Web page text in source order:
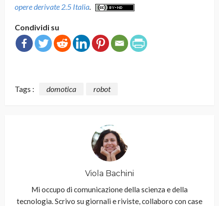
opere derivate 2.5 Italia
Condividi su
Tags : domotica robot
Viola Bachini
Mi occupo di comunicazione della scienza e della
tecnologia. Scrivo su giornali e riviste, collaboro con case